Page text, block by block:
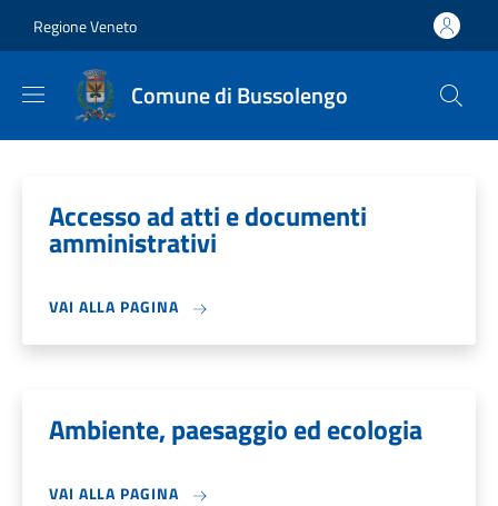
Regione Veneto
Comune di Bussolengo
Accesso ad atti e documenti
amministrativi
VAI ALLA PAGINA
Ambiente, paesaggio ed ecologia
VAI ALLA PAGINA